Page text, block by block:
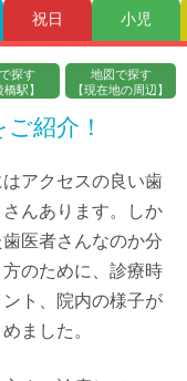
祝日 小児
探す
橋駅】
地図で探す
【現在地の周辺】
紹介！
アクセスの良い歯
んあります。しか
医者さんなのか分
のために、診療時
ト、院内の様子が
ました。